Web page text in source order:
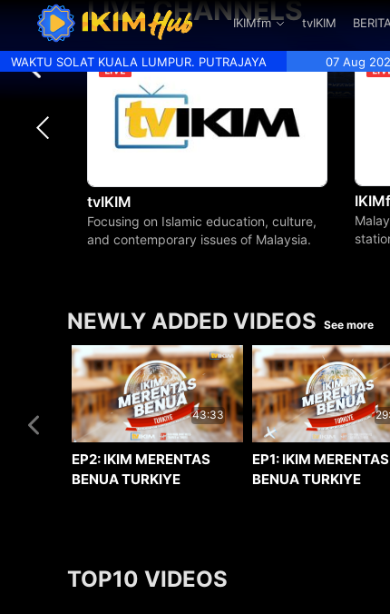
IKIMfm tvIKIM BERITA
WAKTU SOLAT KUALA LUMPUR. PUTRAJAYA 07 Aug
LIVE CHANNELS
tvIKIM
Focusing on Islamic education, culture,
and contemporary issues of Malaysia.
NEWLY ADDED VIDEOS See more
43:33
EP2: IKIM MERENTAS
BENUA TURKIYE
EP1: IKIM MERENTAS
BENUA TURKIYE
TOP10 VIDEOS